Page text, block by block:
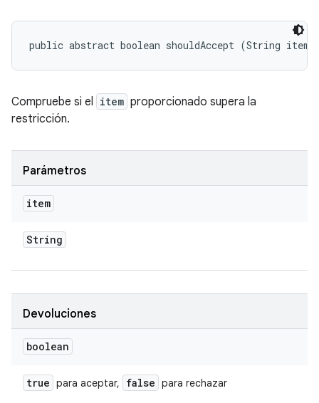
public abstract boolean shouldAccept (String item)
Compruebe si el item proporcionado supera la
restricción.
Parámetros
item
String
Devoluciones
boolean
true para aceptar, false para rechazar